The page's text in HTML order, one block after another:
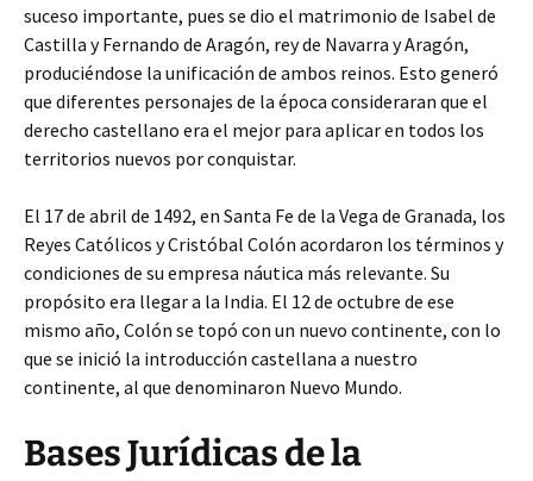
suceso importante, pues se dio el matrimonio de Isabel de
Castilla y Fernando de Aragón, rey de Navarra y Aragón,
produciéndose la unificación de ambos reinos. Esto generó
que diferentes personajes de la época consideraran que el
derecho castellano era el mejor para aplicar en todos los
territorios nuevos por conquistar.
El 17 de abril de 1492, en Santa Fe de la Vega de Granada, los
Reyes Católicos y Cristóbal Colón acordaron los términos y
condiciones de su empresa náutica más relevante. Su
propósito era llegar a la India. El 12 de octubre de ese
mismo año, Colón se topó con un nuevo continente, con lo
que se inició la introducción castellana a nuestro
continente, al que denominaron Nuevo Mundo.
Bases Jurídicas de la